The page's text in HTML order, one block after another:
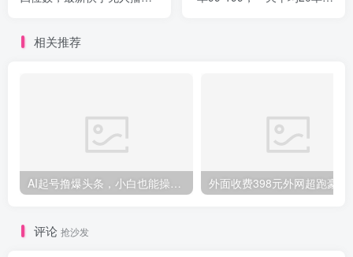
相关推荐
AI起号撸爆头条，小白也能操作，日入2000+
评论 抢沙发